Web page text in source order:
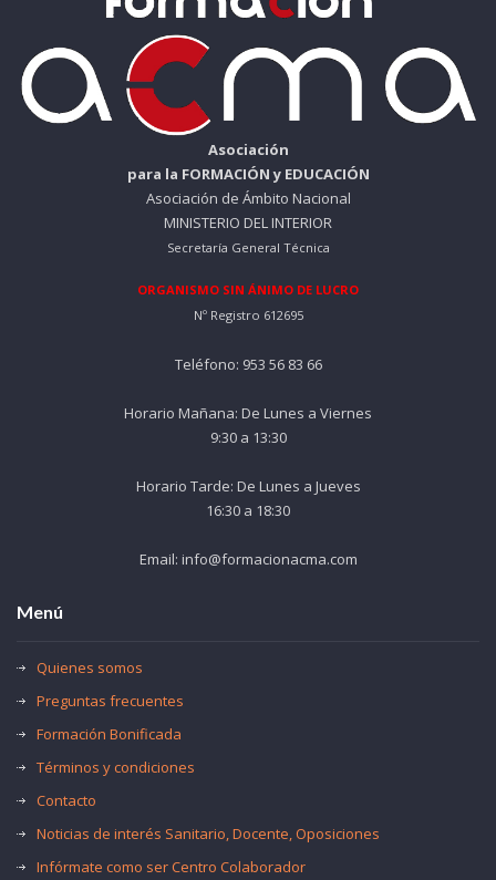
Asociación
para la FORMACIÓN y EDUCACIÓN
Asociación de Ámbito Nacional
MINISTERIO DEL INTERIOR
Secretaría General Técnica
ORGANISMO SIN ÁNIMO DE LUCRO
Nº Registro 612695
Teléfono: 953 56 83 66
Horario Mañana: De Lunes a Viernes
9:30 a 13:30
Horario Tarde: De Lunes a Jueves
16:30 a 18:30
Email: info@formacionacma.com
Menú
Quienes somos
Preguntas frecuentes
Formación Bonificada
Términos y condiciones
Contacto
Noticias de interés Sanitario, Docente, Oposiciones
Infórmate como ser Centro Colaborador